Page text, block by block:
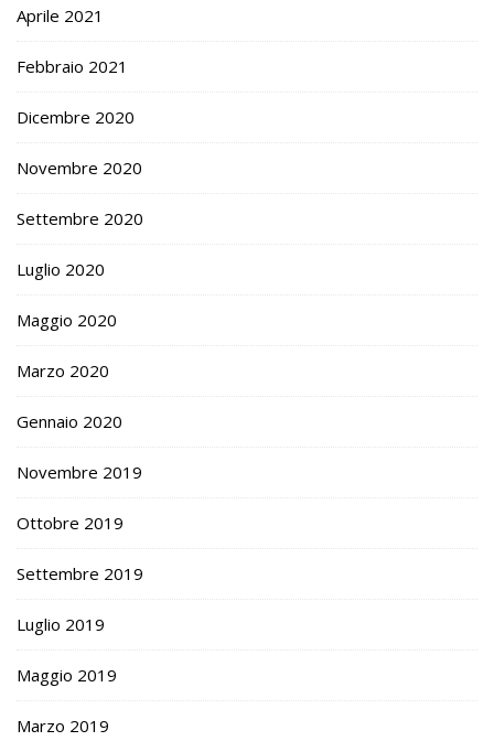
Aprile 2021
Febbraio 2021
Dicembre 2020
Novembre 2020
Settembre 2020
Luglio 2020
Maggio 2020
Marzo 2020
Gennaio 2020
Novembre 2019
Ottobre 2019
Settembre 2019
Luglio 2019
Maggio 2019
Marzo 2019